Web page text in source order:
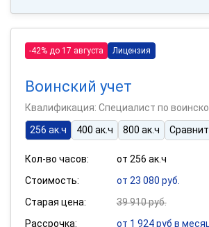
-42% до 17 августа Лицензия
Воинский учет
Квалификация: Специалист по
256 ак.ч
400 ак.ч 800 ак.ч
Кол-во часов:
от 256 ак.ч
Стоимость:
от 23 080 руб.
Старая цена:
39 910 руб.
Рассрочка:
от 1 924 руб в